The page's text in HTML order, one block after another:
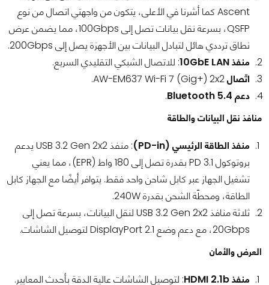
Ascent كما أشرنا في الأعلى، يتكون من واجهتي اتصال من نوع
QSFP، بسرعة نقل بيانات تصل إلى 100Gbps، مما يضمن عرض
نطاق ترددي هائل لتبادل البيانات بين الأجهزة يصل إلى 200Gbps.
منفذ 10GbE LAN
: للاتصال الشبكي التقليدي السريع.
اتّصالAW-EM637 Wi-Fi 7 (Gig+) 2x2.
دعم Bluetooth 5.4
.
منافذ نقل البيانات والطاقة
منفذ الطاقة الرئيسي (PD-in)
: منفذ USB 3.2 Gen 2x2 يدعم
بروتوكول PD 3.1 بقدرة تصل إلى 180 واط (EPR)، مما يعني
تشغيل الجهاز عبر كابل شاحن واحد فقط. يتوافر أيضًا مع الجهاز كابل
الطاقة، ومحطّة الشحن بقدرة 240W.
ثلاثة منافذ USB 3.2 Gen 2x2 لنقل البيانات، بسرعة تصل إلى
20Gbps، مع دعم وضع DisplayPort 2.1 لتوصيل الشاشات.
العرض والأمان
منفذ HDMI 2.1b
: لتوصيل الشاشات عالية الدقة بأحدث المعايير.